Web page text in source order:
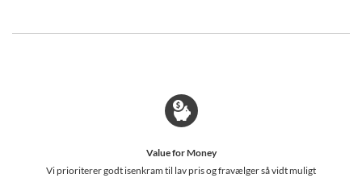
Value for Money
Vi prioriterer godt isenkram til lav pris og fravælger så vidt muligt